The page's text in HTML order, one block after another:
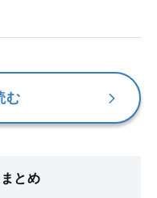
む
とめ